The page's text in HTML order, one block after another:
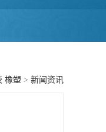
橡塑 > 新闻资讯